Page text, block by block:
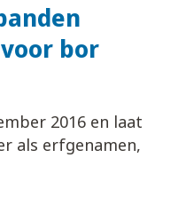
bor
2016 en laat
als erfgenamen,